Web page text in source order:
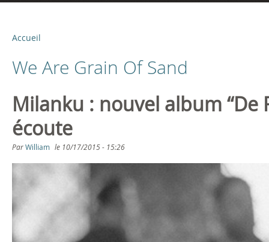
V
o
u
s
ê
t
e
s
Accueil
We Are Grain Of Sand
Milanku : nouvel album “De
écoute
ParWilliam le 10/17/2015 - 15:26